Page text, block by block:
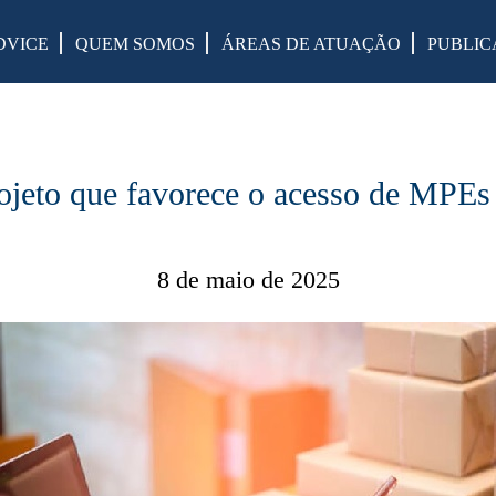
QUEM SOMOS ÁREAS DE ATUAÇÃO
que favorece o acesso de
8 de maio de 2025